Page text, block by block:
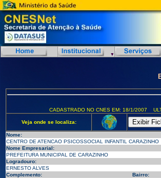
CADASTRADO NO CNES EM: 18/1/2007
Veja onde se localiza:
Nome:
CENTRO DE ATENCAO PSICOSSOCIAL INFANTIL CARAZINHO
Nome Empresarial:
PREFEITURA MUNICIPAL DE CARAZINHO
Logradouro:
ERNESTO ALVES
Complemento:
Bairro: